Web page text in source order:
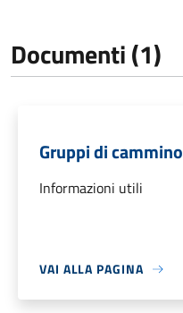
Documenti (1)
Gruppi di cammino
Informazioni utili
VAI ALLA PAGINA